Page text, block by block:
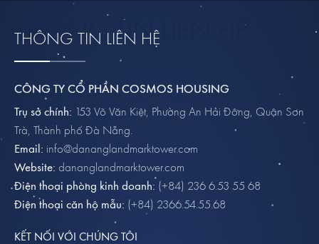
THÔNG TIN LIÊN HỆ
CÔNG TY CỔ PHẦN COSMOS HOUSING
Trụ sở chính: 153 Võ Văn Kiệt, Phường An Hải Đông, Quận Sơn
Trà, Thành phố Đà Nẵng.
Email: info@dananglandmarktower.com
Website: dananglandmarktower.com
Điện thoại phòng kinh doanh: (+84) 236 6.53 55 68
Điện thoại căn hộ mẫu: (+84) 2366.54.55.68
KẾT NỐI VỚI CHÚNG TÔI